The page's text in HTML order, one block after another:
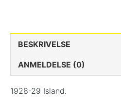
BESKRIVELSE
ANMELDELSE (0)
1928-29 Island.